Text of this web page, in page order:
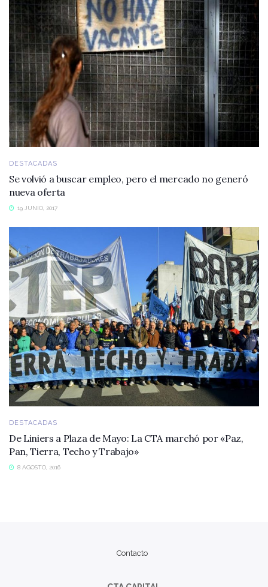
DESTACADAS
Se volvió a buscar empleo, pero el mercado no generó
nueva oferta
19 JUNIO, 2017
DESTACADAS
De Liniers a Plaza de Mayo: La CTA marchó por «Paz,
Pan, Tierra, Techo y Trabajo»
8 AGOSTO, 2016
Contacto